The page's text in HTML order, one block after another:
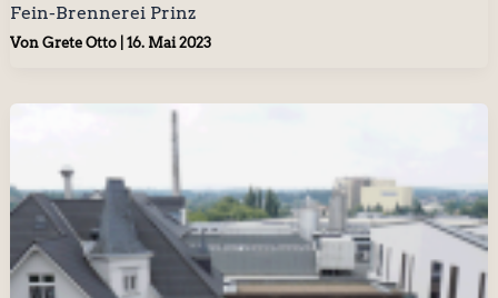
Fein-Brennerei Prinz
Von Grete Otto 16. Mai 2023